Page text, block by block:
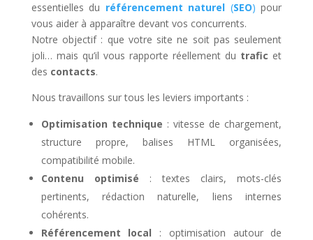
essentielles du référencement naturel (SEO) pour
vous aider à apparaître devant vos concurrents.
Notre objectif : que votre site ne soit pas seulement
joli… mais qu’il vous rapporte réellement du trafic et
des contacts.
Nous travaillons sur tous les leviers importants :
Optimisation technique : vitesse de chargement,
structure propre, balises HTML organisées,
compatibilité mobile.
Contenu optimisé : textes clairs, mots-clés
pertinents, rédaction naturelle, liens internes
cohérents.
Référencement local : optimisation autour de